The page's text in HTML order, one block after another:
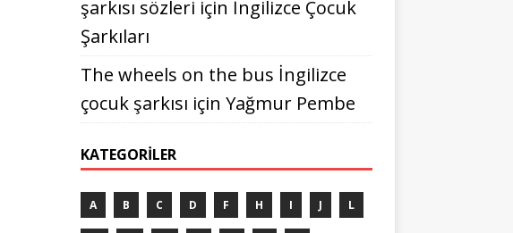
şarkısı sözleri için İngilizce Çocuk
Şarkıları
The wheels on the bus İngilizce
çocuk şarkısı için Yağmur Pembe
KATEGORILER
A B C D F H I J L